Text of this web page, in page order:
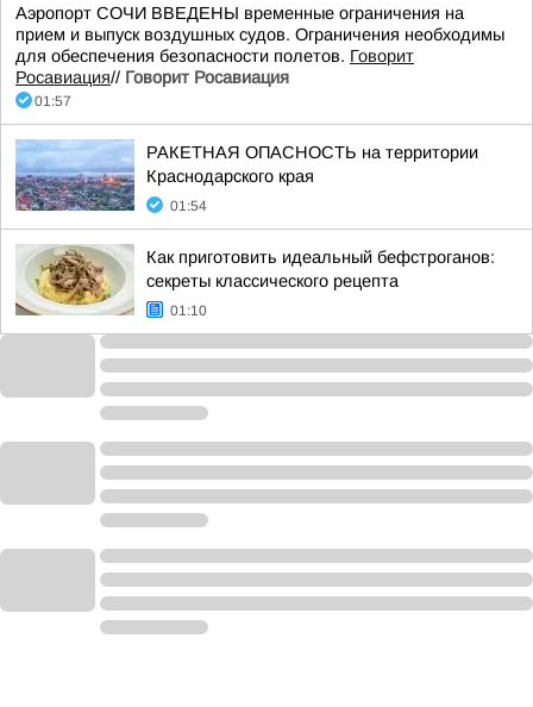
Аэропорт СОЧИ ВВЕДЕНЫ временные ограничения на
прием и выпуск воздушных судов. Ограничения необходимы
для обеспечения безопасности полетов. Говорит
Росавиация// Говорит Росавиация
01:57
РАКЕТНАЯ ОПАСНОСТЬ на территории
Краснодарского края
01:54
Как приготовить идеальный бефстроганов:
секреты классического рецепта
01:10